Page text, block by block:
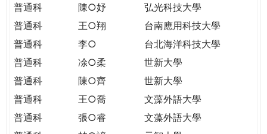
普通科
陳○妤
弘光科技大學
普通科
王○翔
台南應用科技大學
普通科
李○
台北海洋科技大學
普通科
凃○柔
世新大學
普通科
陳○齊
世新大學
普通科
王○喬
文藻外語大學
普通科
張○睿
文藻外語大學